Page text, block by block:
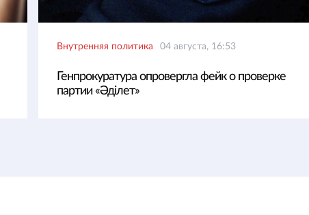
Внутренняя политика 04 августа, 16:53
Генпрокуратура опровергла фейк о проверке
партии «Әділет»